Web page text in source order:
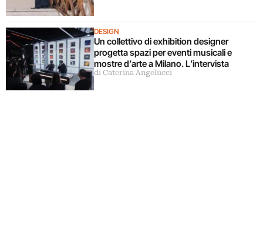
DESIGN
Un collettivo di exhibition designer
progetta spazi per eventi musicali e
mostre d’arte a Milano. L’intervista
di Caterina Angelucci